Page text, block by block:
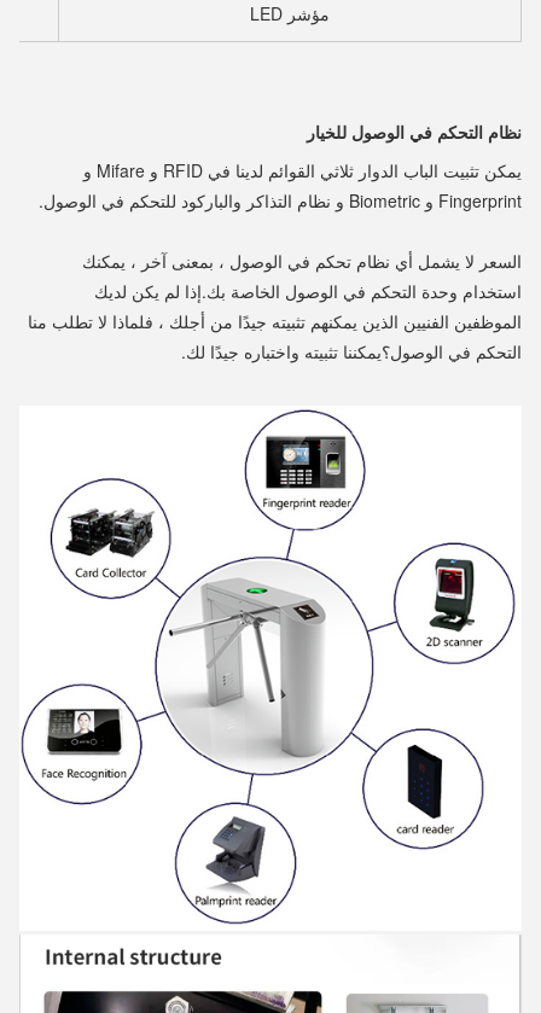
مؤشر LED
نظام التحكم في الوصول للخيار
يمكن تثبيت الباب الدوار ثلاثي القوائم لدينا في RFID و Mifare و
Fingerprint و Biometric و نظام التذاكر والباركود للتحكم في الوصول.
السعر لا يشمل أي نظام تحكم في الوصول ، بمعنى آخر ، يمكنك
استخدام وحدة التحكم في الوصول الخاصة بك.إذا لم يكن لديك
الموظفين الفنيين الذين يمكنهم تثبيته جيدًا من أجلك ، فلماذا لا تطلب منا
التحكم في الوصول؟يمكننا تثبيته واختباره جيدًا لك.